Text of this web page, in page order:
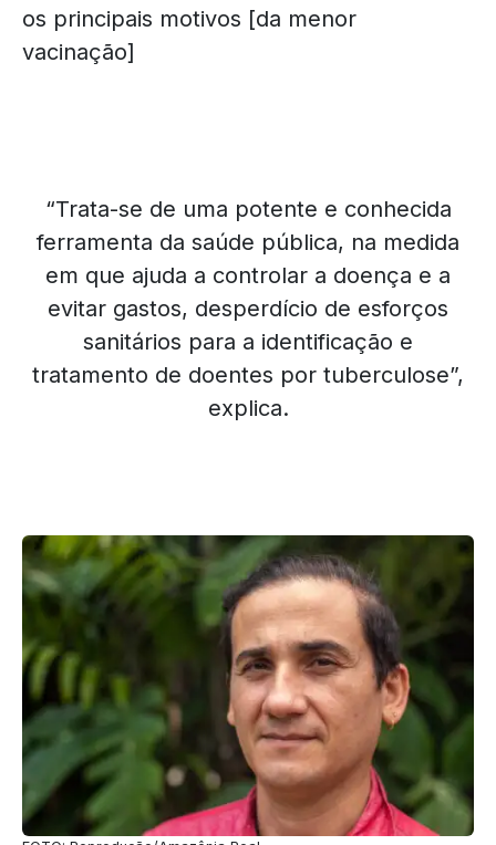
os principais motivos [da menor
vacinação]
“Trata-se de uma potente e conhecida
ferramenta da saúde pública, na medida
em que ajuda a controlar a doença e a
evitar gastos, desperdício de esforços
sanitários para a identificação e
tratamento de doentes por tuberculose”,
explica.